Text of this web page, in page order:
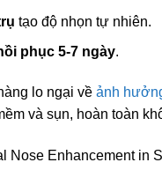
tạo độ nhọn tự nhiên.
phục 5-7 ngày.
lo ngại về ảnh
và sụn, hoàn toàn